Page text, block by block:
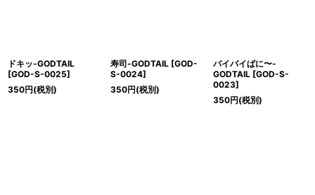
ドキッ-GODTAIL
[GOD-S-0025]
350円(税別)
寿司-GODTAIL [GOD-
S-0024]
350円(税別)
バイバイばに〜-
GODTAIL [GOD-S-
0023]
350円(税別)